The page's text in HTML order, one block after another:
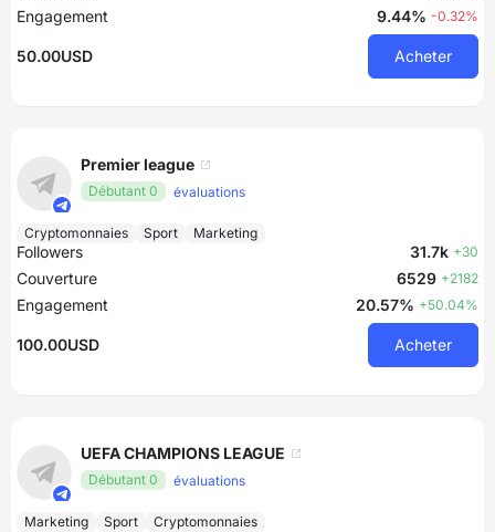
Engagement 9.44% -0.32%
50.00USD Acheter
Premier league
Débutant 0 évaluations
Cryptomonnaies Sport Marketing
Followers 31.7k +30
Couverture 6529 +2182
Engagement 20.57% +50.04%
100.00USD Acheter
UEFA CHAMPIONS LEAGUE
Débutant 0 évaluations
Marketing Sport Cryptomonnaies